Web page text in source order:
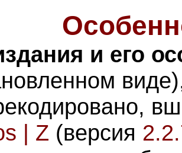
и его
| Z (версия